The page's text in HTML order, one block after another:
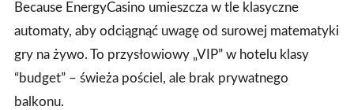
Because EnergyCasino umieszcza w tle klasyczne
automaty, aby odciągnąć uwagę od surowej matematyki
gry na żywo. To przysłowiowy „VIP” w hotelu klasy
“budget” – świeża pościel, ale brak prywatnego
balkonu.